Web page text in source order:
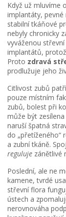
Když už mluvíme
implantáty, pevné
stabilní tkáňové
nebyly chronicky
vyváženou
implantátů,
Proto zdravá
prodlužuje jeho
Citlivost zubů
pouze místním
zubů, bolest při
může být
naruší špatná
do „přetíženého“
a zubní tkáně.
reguluje zánětlivé
Poslední, ale ne
kamene,tvrdé
střevní flora
ústech a
nerovnováha